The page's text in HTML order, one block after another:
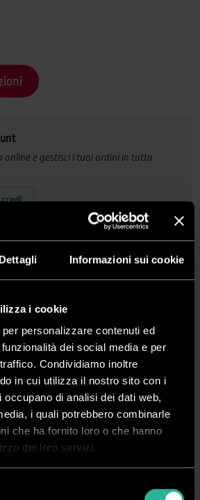
Dettagli Informazioni sui cookie
i cookie
personalizzare contenuti ed
dei social media e per
Condividiamo inoltre
in cui utilizza il nostro sito con i
di analisi dei dati web,
i quali potrebbero combinarle
che ha fornito loro o che hanno
dei loro servizi.
online e gestisci i tuoi ordini in tutta